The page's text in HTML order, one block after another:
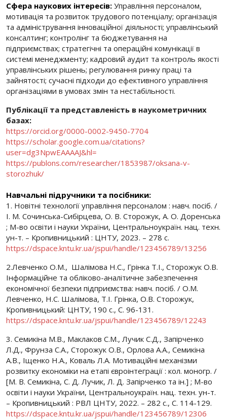
Сфера наукових інтересів: Управління персоналом,
мотивація та розвиток трудового потенціалу; організація
та адміністрування інноваційної діяльності; управлінський
консалтинг; контролінг та бюджетування на
підприємствах; стратегічні та операційні комунікації в
системі менеджменту; кадровий аудит та контроль якості
управлінських рішень; регулювання ринку праці та
зайнятості; сучасні підходи до ефективного управління
організаціями в умовах змін та нестабільності.
Публікації та представленість в наукометричних
базах:
https://orcid.org/0000-0002-9450-7704
https://scholar.google.com.ua/citations?
user=dg3NpwEAAAAJ&hl=
https://publons.com/researcher/1853987/oksana-v-
storozhuk/
Навчальні підручники та посібники:
1. Новітні технології управління персоналом : навч. посіб. /
І. М. Сочинська-Сибірцева, О. В. Сторожук, А. О. Доренська
; М-во освіти і науки України, Центральноукраїн. нац. техн.
ун-т. – Кропивницький : ЦНТУ, 2023. – 278 с.
https://dspace.kntu.kr.ua/jspui/handle/123456789/13256
2.Левченко О.М., Шалімова Н.С., Грінка Т.І., Сторожук О.В.
Інформаційне та обліково-аналітичне забезпечення
економічної безпеки підприємства: навч. посіб. / О.М.
Левченко, Н.С. Шалімова, Т.І. Грінка, О.В. Сторожук,
Кропивницький: ЦНТУ, 190 с., С. 96-131.
https://dspace.kntu.kr.ua/jspui/handle/123456789/12243
3. Семикіна М.В., Маклаков С.М., Лучик С.Д., Запірченко
Л.Д., Фрунза С.А., Сторожук О.В., Орлова А.А., Семикіна
А.В., Іщенко Н.А., Коваль Л.А. Мотиваційні механізми
розвитку економіки на етапі євроінтеграції : кол. моногр. /
[М. В. Семикіна, С. Д. Лучик, Л. Д. Запірченко та ін.] ; М-во
освіти і науки України, Центральноукраїн. нац. техн. ун-т.
– Кропивницький : РВЛ ЦНТУ, 2022. – 282 с., С. 114-129.
https://dspace.kntu.kr.ua/jspui/handle/123456789/12306